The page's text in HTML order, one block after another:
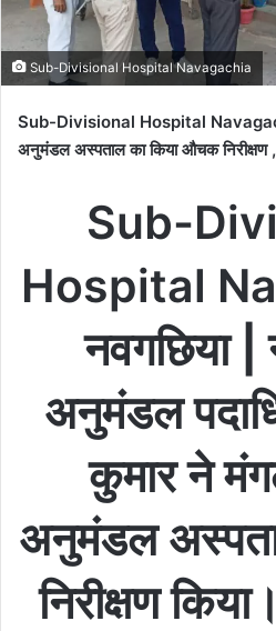
Sub-Divisional Hospital Navagachia
Sub-Divisional Hospital
अनुमंडल अस्पताल का किया औचक निरीक्षण ,
Sub-
Hospital
नवगछिया |
अनुमंडल
कुमार ने
अनुमंडल
निरीक्षण